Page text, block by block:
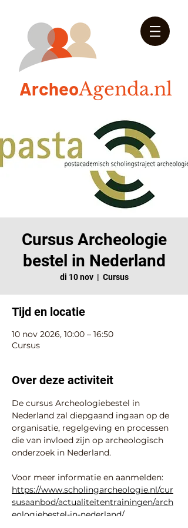
ArcheoAgenda.nl
Cursus Archeologie
bestel in Nederland
di 10 nov
  |
Cursus
Tijd en locatie
10 nov 2026, 10:00 – 16:50
Cursus
Over deze activiteit
De cursus Archeologiebestel in
Nederland zal diepgaand ingaan op de
organisatie, regelgeving en processen
die van invloed zijn op archeologisch
onderzoek in Nederland.
Voor meer informatie en aanmelden:
https://www.scholingarcheologie.nl/cur
susaanbod/actualiteitentrainingen/arch
eologiebestel-in-nederland/